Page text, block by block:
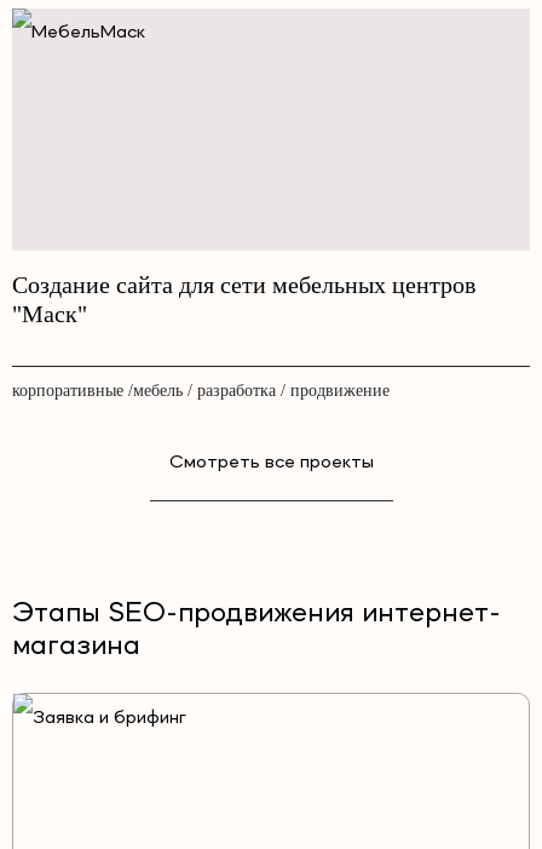
Создание сайта для сети мебельных центров
"Маск"
корпоративные /мебель / разработка / продвижение
Смотреть все проекты
Этапы SEO-продвижения интернет-
магазина